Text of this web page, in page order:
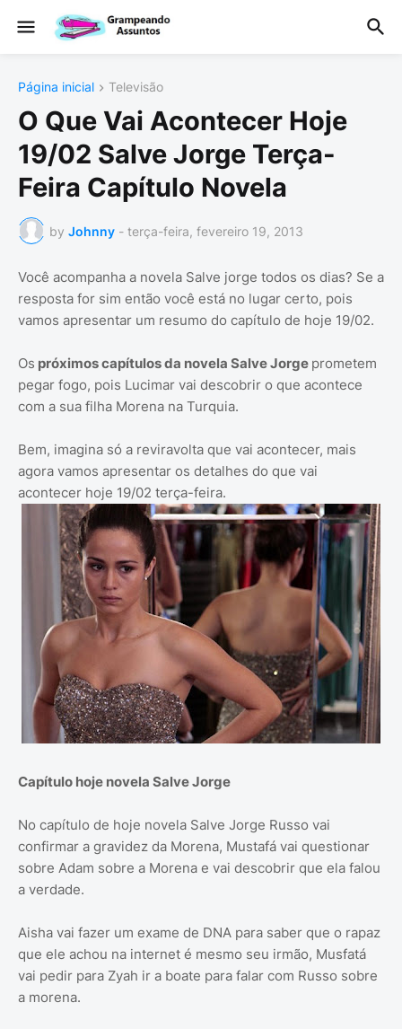
Página inicial Televisão
O Que Vai Acontecer Hoje
19/02 Salve Jorge Terça-
Feira Capítulo Novela
by Johnny - terça-feira, fevereiro 19, 2013
Você acompanha a novela Salve jorge todos os dias? Se a
resposta for sim então você está no lugar certo, pois
vamos apresentar um resumo do capítulo de hoje 19/02.
Os próximos capítulos da novela Salve Jorge prometem
pegar fogo, pois Lucimar vai descobrir o que acontece
com a sua filha Morena na Turquia.
Bem, imagina só a reviravolta que vai acontecer, mais
agora vamos apresentar os detalhes do que vai
acontecer hoje 19/02 terça-feira.
Capítulo hoje novela Salve Jorge
No capítulo de hoje novela Salve Jorge Russo vai
confirmar a gravidez da Morena, Mustafá vai questionar
sobre Adam sobre a Morena e vai descobrir que ela falou
a verdade.
Aisha vai fazer um exame de DNA para saber que o rapaz
que ele achou na internet é mesmo seu irmão, Musfatá
vai pedir para Zyah ir a boate para falar com Russo sobre
a morena.